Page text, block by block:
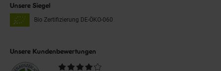
Unsere Siegel
Bio Zertifizierung DE-ÖKO-060
Unsere Kundenbewertungen
Durchschnittliche